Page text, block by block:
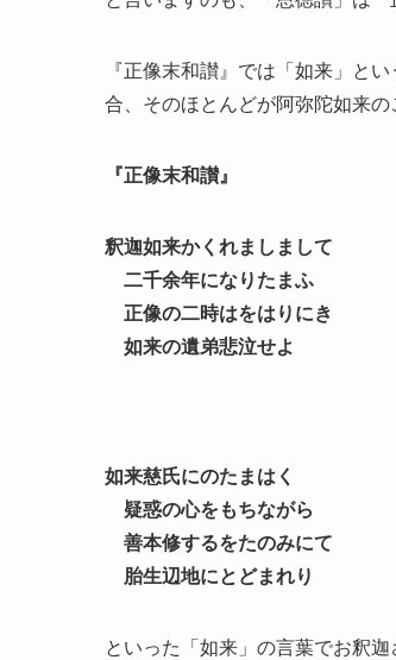
『正像末和讃』では「如来」と
合、そのほとんどが阿弥陀如来の
『正像末和讃』
釈迦如来かくれましまして
二千余年になりたまふ
正像の二時はをはりにき
如来の遺弟悲泣せよ
如来慈氏にのたまはく
疑惑の心をもちながら
善本修するをたのみにて
胎生辺地にとどまれり
といった「如来」の言葉でお釈